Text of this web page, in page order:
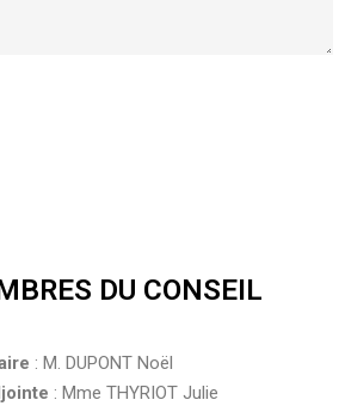
DU CONSEIL
: M. DUPONT Noël
: Mme THYRIOT Julie